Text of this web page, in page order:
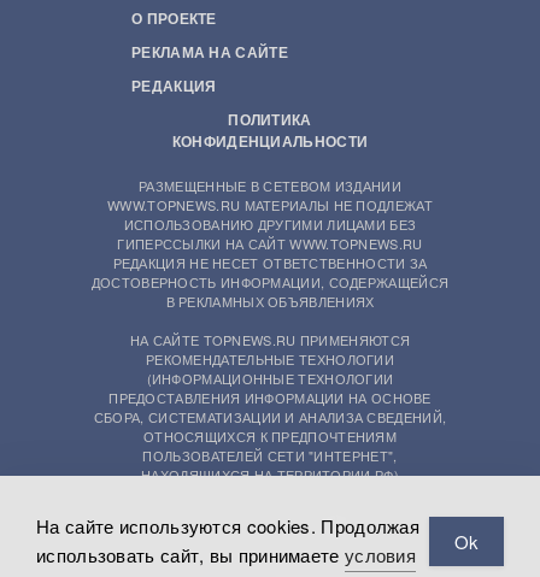
О ПРОЕКТЕ
РЕКЛАМА НА САЙТЕ
РЕДАКЦИЯ
ПОЛИТИКА
КОНФИДЕНЦИАЛЬНОСТИ
РАЗМЕЩЕННЫЕ В СЕТЕВОМ ИЗДАНИИ
WWW.TOPNEWS.RU МАТЕРИАЛЫ НЕ ПОДЛЕЖАТ
ИСПОЛЬЗОВАНИЮ ДРУГИМИ ЛИЦАМИ БЕЗ
ГИПЕРССЫЛКИ НА САЙТ WWW.TOPNEWS.RU
РЕДАКЦИЯ НЕ НЕСЕТ ОТВЕТСТВЕННОСТИ ЗА
ДОСТОВЕРНОСТЬ ИНФОРМАЦИИ, СОДЕРЖАЩЕЙСЯ
В РЕКЛАМНЫХ ОБЪЯВЛЕНИЯХ
НА САЙТЕ TOPNEWS.RU ПРИМЕНЯЮТСЯ
РЕКОМЕНДАТЕЛЬНЫЕ ТЕХНОЛОГИИ
(ИНФОРМАЦИОННЫЕ ТЕХНОЛОГИИ
ПРЕДОСТАВЛЕНИЯ ИНФОРМАЦИИ НА ОСНОВЕ
СБОРА, СИСТЕМАТИЗАЦИИ И АНАЛИЗА СВЕДЕНИЙ,
ОТНОСЯЩИХСЯ К ПРЕДПОЧТЕНИЯМ
ПОЛЬЗОВАТЕЛЕЙ СЕТИ "ИНТЕРНЕТ",
НАХОДЯЩИХСЯ НА ТЕРРИТОРИИ РФ)
На сайте используются cookies. Продолжая
использовать сайт, вы принимаете условия
Ok